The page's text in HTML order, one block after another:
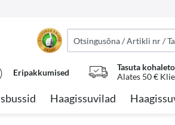
Eripakkumised
Tasuta
Alates 50 €
Haagissuvilad